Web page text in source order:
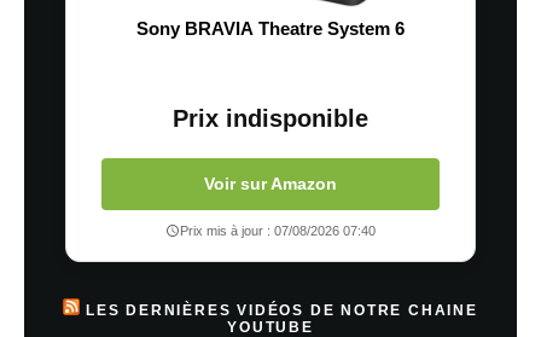
Sony BRAVIA Theatre System 6
Prix indisponible
Voir sur Amazon
Prix mis à jour : 07/08/2026 07:40
LES DERNIÈRES VIDÉOS DE NOTRE CHAINE
YOUTUBE